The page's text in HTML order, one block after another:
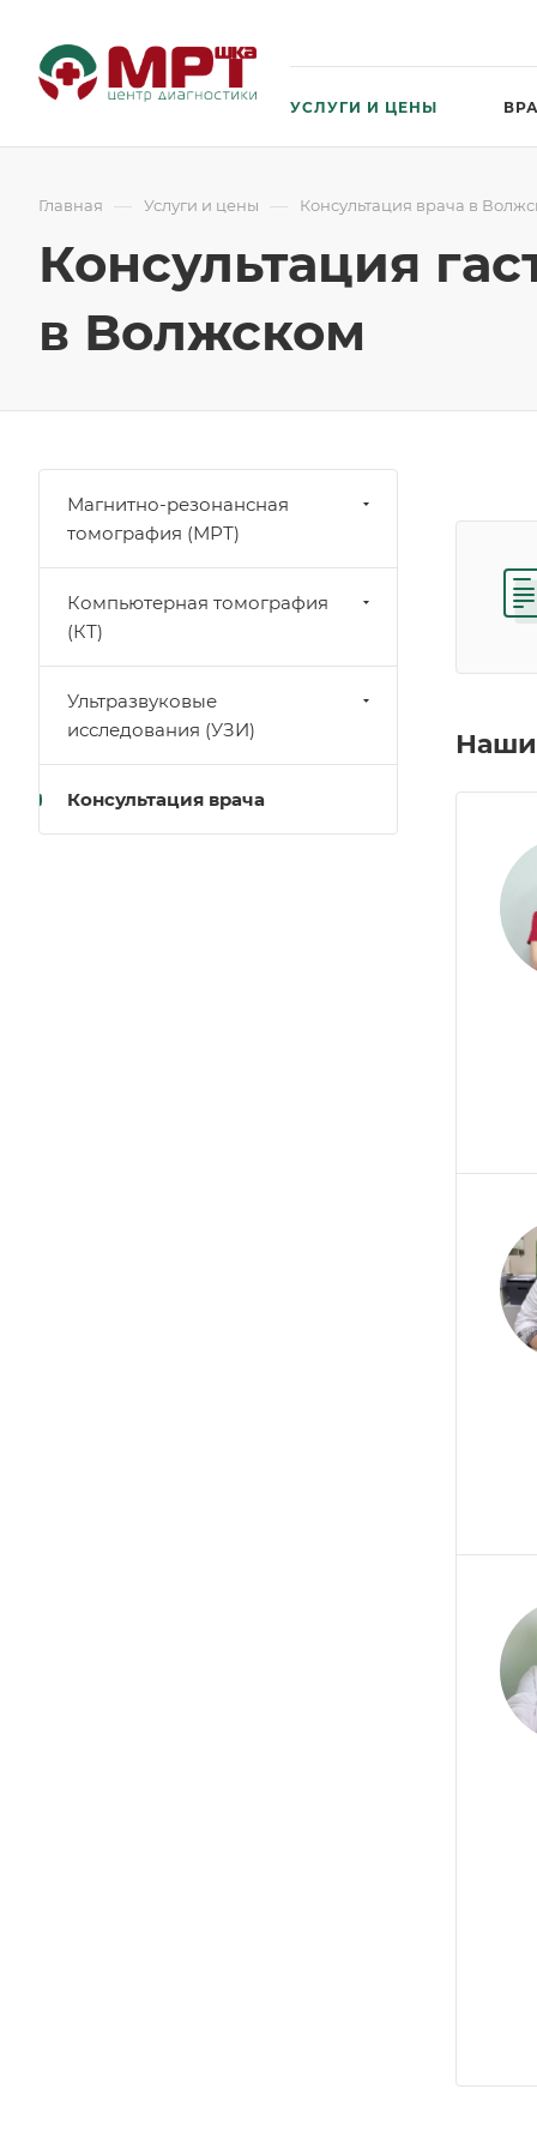
УСЛУГИ И ЦЕНЫ
Главная — Услуги и цены — Консультация врача в
Консультация
в Волжском
Магнитно-резонансная
томография (МРТ)
Компьютерная томография
(КТ)
Ультразвуковые
исследования (УЗИ)
Консультация врача